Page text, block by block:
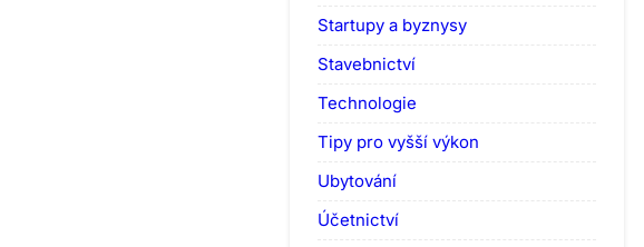
Startupy a byznysy
Stavebnictví
Technologie
Tipy pro vyšší výkon
Ubytování
Účetnictví